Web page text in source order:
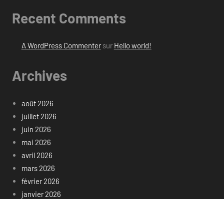
Recent Comments
A WordPress Commentersur Hello world!
Archives
août 2026
juillet 2026
juin 2026
mai 2026
avril 2026
mars 2026
février 2026
janvier 2026